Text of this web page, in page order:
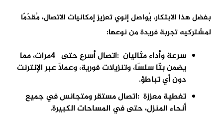
بفضل هذا الابتكار، يُواصلإنويتعزيز إمكانيات الاتصال، مُقدّمًا
لمشتركيه تجربة فريدة من نوعها:
سرعة وأداء مثاليان :اتصال أسرع حتى 4مرات، مما
يضمن بثًا سلسًا، وتنزيلات فورية، وعملًا عبر الإنترنت
دون أي تباطؤ.
تغطية معززة:اتصال مستقر ومتجانس في جميع
أنحاء المنزل، حتى في المساحات الكبيرة.